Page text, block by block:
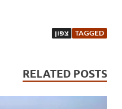
TAGGED צפון
RELATED POSTS